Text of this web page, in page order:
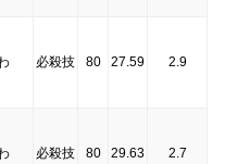
必殺技 80 27.59 2.9
必殺技 80 29.63 2.7